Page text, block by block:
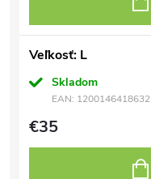
Veľkosť: L
Skladom
EAN: 1200146418632
€35